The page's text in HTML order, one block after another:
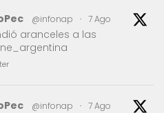
@infonap · 7 Ago
aranceles a las
@infonap · 7 Ago